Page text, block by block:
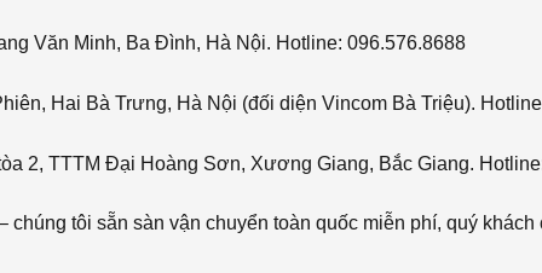
Văn Minh, Ba Đình, Hà Nội. Hotline: 096.576.8688
Hai Bà Trưng, Hà Nội (đối diện Vincom Bà Triệu).
2, TTTM Đại Hoàng Sơn, Xương Giang, Bắc Giang.
tôi sẵn sàn vận chuyển toàn quốc miễn phí, quý